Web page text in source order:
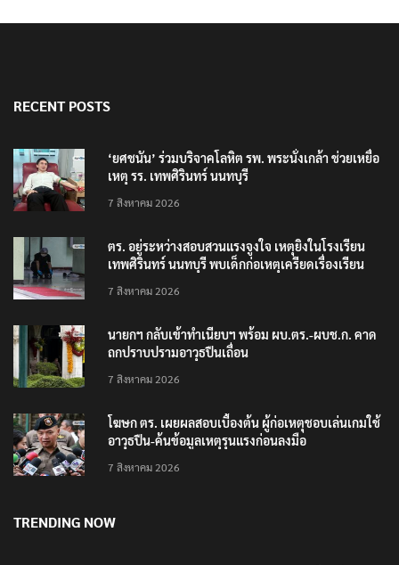
RECENT POSTS
‘ยศชนัน’ ร่วมบริจาคโลหิต รพ. พระนั่งเกล้า ช่วยเหยื่อ
เหตุ รร. เทพศิรินทร์ นนทบุรี
7 สิงหาคม 2026
ตร. อยู่ระหว่างสอบสวนแรงจูงใจ เหตุยิงในโรงเรียน
เทพศิรินทร์ นนทบุรี พบเด็กก่อเหตุเครียดเรื่องเรียน
7 สิงหาคม 2026
นายกฯ กลับเข้าทำเนียบฯ พร้อม ผบ.ตร.-ผบช.ก. คาด
ถกปราบปรามอาวุธปืนเถื่อน
7 สิงหาคม 2026
โฆษก ตร. เผยผลสอบเบื้องต้น ผู้ก่อเหตุชอบเล่นเกมใช้
อาวุธปืน-ค้นข้อมูลเหตุรุนแรงก่อนลงมือ
7 สิงหาคม 2026
TRENDING NOW